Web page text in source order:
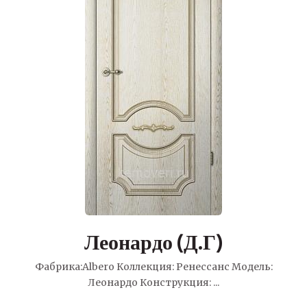
Леонардо (Д.Г)
Фабрика:Albero Коллекция: Ренессанс Модель:
Леонардо Конструкция: ...